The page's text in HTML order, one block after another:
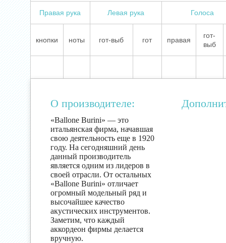
Правая рука Левая рука Голоса
кнопки ноты гот-выб гот правая
гот-
выб
О производителе:
«Ballone Burini» — это
итальянская фирма, начавшая
свою деятельность еще в 1920
году. На сегодняшний день
данный производитель
является одним из лидеров в
своей отрасли. От остальных
«Ballone Burini» отличает
огромный модельный ряд и
высочайшее качество
акустических инструментов.
Заметим, что каждый
аккордеон фирмы делается
вручную.